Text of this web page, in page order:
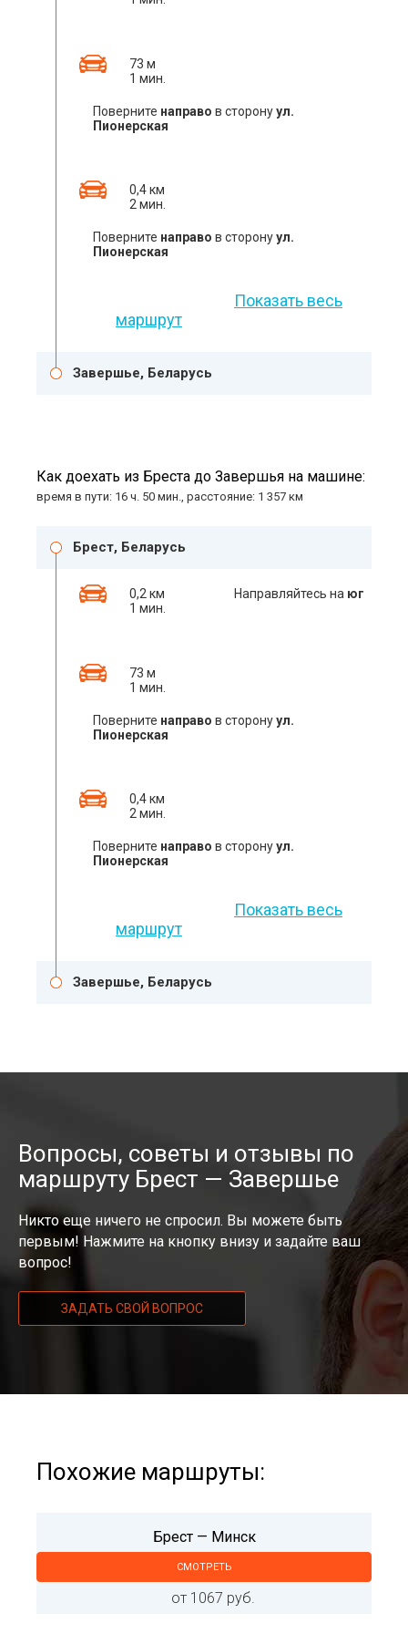
73 м
1 мин.
Поверните направо в сторонуул.
Пионерская
0,4 км
2 мин.
Поверните направо в сторонуул.
Пионерская
Показать весь
маршрут
Завершье, Беларусь
Как доехать из Бреста до Завершья на машине:
время в пути: 16 ч. 50 мин., расстояние: 1 357 км
Брест, Беларусь
0,2 км
1 мин.
Направляйтесь на юг
73 м
1 мин.
Поверните направо в сторонуул.
Пионерская
0,4 км
2 мин.
Поверните направо в сторонуул.
Пионерская
Показать весь
маршрут
Завершье, Беларусь
Вопросы, советы и отзывы по
маршруту Брест — Завершье
Никто еще ничего не спросил. Вы можете быть
первым! Нажмите на кнопку внизу и задайте ваш
вопрос!
ЗАДАТЬ СВОЙ ВОПРОС
Похожие маршруты:
Брест — Минск
СМОТРЕТЬ
от 1067 руб.